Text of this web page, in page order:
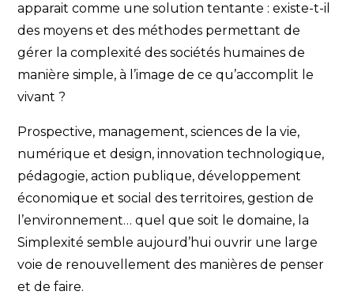
apparait comme une solution tentante : existe-t-il
des moyens et des méthodes permettant de
gérer la complexité des sociétés humaines de
manière simple, à l’image de ce qu’accomplit le
vivant ?
Prospective, management, sciences de la vie,
numérique et design, innovation technologique,
pédagogie, action publique, développement
économique et social des territoires, gestion de
l’environnement… quel que soit le domaine, la
Simplexité semble aujourd’hui ouvrir une large
voie de renouvellement des manières de penser
et de faire.